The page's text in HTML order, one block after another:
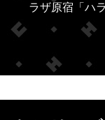
ラザ原宿「ハ